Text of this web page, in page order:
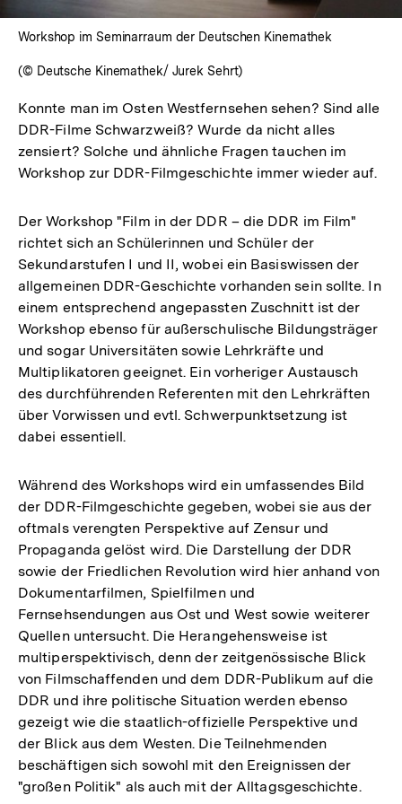
Workshop im Seminarraum der Deutschen Kinemathek
(© Deutsche Kinemathek/ Jurek Sehrt)
Konnte man im Osten Westfernsehen sehen? Sind alle
DDR-Filme Schwarzweiß? Wurde da nicht alles
zensiert? Solche und ähnliche Fragen tauchen im
Workshop zur DDR-Filmgeschichte immer wieder auf.
Der Workshop "Film in der DDR – die DDR im Film"
richtet sich an Schülerinnen und Schüler der
Sekundarstufen I und II, wobei ein Basiswissen der
allgemeinen DDR-Geschichte vorhanden sein sollte. In
einem entsprechend angepassten Zuschnitt ist der
Workshop ebenso für außerschulische Bildungsträger
und sogar Universitäten sowie Lehrkräfte und
Multiplikatoren geeignet. Ein vorheriger Austausch
des durchführenden Referenten mit den Lehrkräften
über Vorwissen und evtl. Schwerpunktsetzung ist
dabei essentiell.
Während des Workshops wird ein umfassendes Bild
der DDR-Filmgeschichte gegeben, wobei sie aus der
oftmals verengten Perspektive auf Zensur und
Propaganda gelöst wird. Die Darstellung der DDR
sowie der Friedlichen Revolution wird hier anhand von
Dokumentarfilmen, Spielfilmen und
Fernsehsendungen aus Ost und West sowie weiterer
Quellen untersucht. Die Herangehensweise ist
multiperspektivisch, denn der zeitgenössische Blick
von Filmschaffenden und dem DDR-Publikum auf die
DDR und ihre politische Situation werden ebenso
gezeigt wie die staatlich-offizielle Perspektive und
der Blick aus dem Westen. Die Teilnehmenden
beschäftigen sich sowohl mit den Ereignissen der
"großen Politik" als auch mit der Alltagsgeschichte.